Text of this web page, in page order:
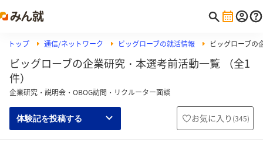
トップ 通信/ネットワーク ビッグローブの就活情報 ビッグローブの
ビッグローブの企業研究・本選考前活動一覧 （全1
件）
企業研究・説明会・OBOG訪問・リクルーター面談
体験記を投稿する お気に入り (345)